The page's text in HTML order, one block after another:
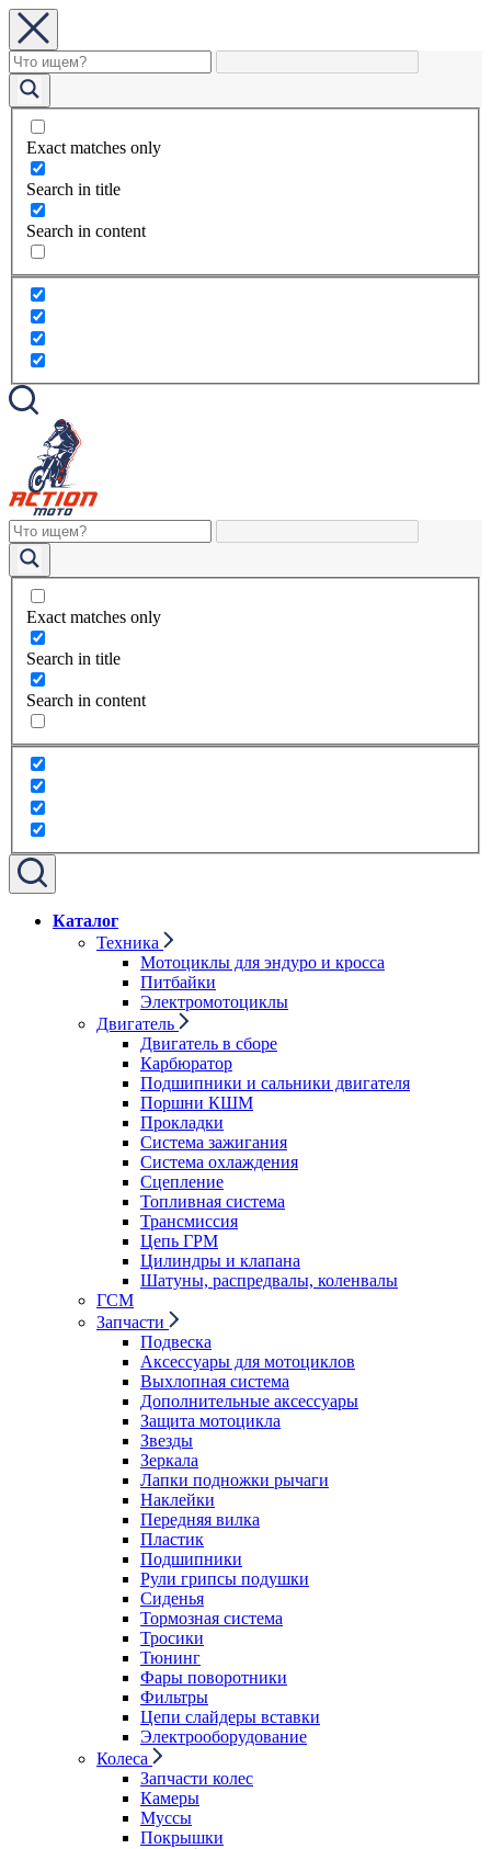
Exact matches only
Search in title
Search in content
Exact matches only
Search in title
Search in content
Каталог
Техника
Мотоциклы для эндуро и кросса
Питбайки
Электромотоциклы
Двигатель
Двигатель в сборе
Карбюратор
Подшипники и сальники двигателя
Поршни КШМ
Прокладки
Система зажигания
Система охлаждения
Сцепление
Топливная система
Трансмиссия
Цепь ГРМ
Цилиндры и клапана
Шатуны, распредвалы, коленвалы
ГСМ
Запчасти
Подвеска
Аксессуары для мотоциклов
Выхлопная система
Дополнительные аксессуары
Защита мотоцикла
Звезды
Зеркала
Лапки подножки рычаги
Наклейки
Передняя вилка
Пластик
Подшипники
Рули грипсы подушки
Сиденья
Тормозная система
Тросики
Тюнинг
Фары поворотники
Фильтры
Цепи слайдеры вставки
Электрооборудование
Колеса
Запчасти колес
Камеры
Муссы
Покрышки